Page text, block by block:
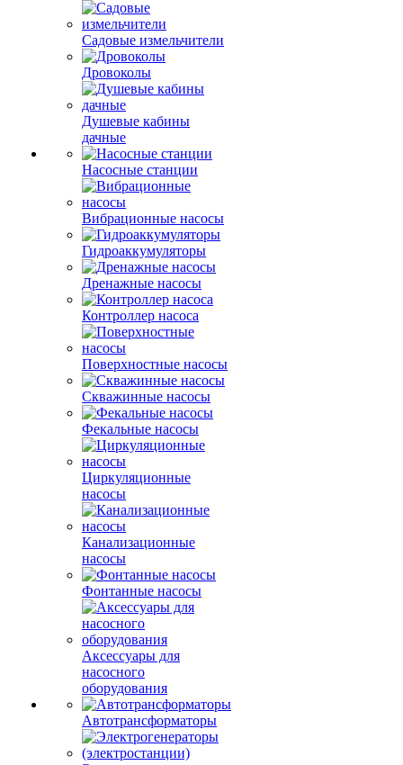
Садовые измельчители
Дровоколы
Душевые кабины
дачные
Насосные станции
Вибрационные насосы
Гидроаккумуляторы
Дренажные насосы
Контроллер насоса
Поверхностные насосы
Скважинные насосы
Фекальные насосы
Циркуляционные
насосы
Канализационные
насосы
Фонтанные насосы
Аксессуары для
насосного
оборудования
Автотрансформаторы